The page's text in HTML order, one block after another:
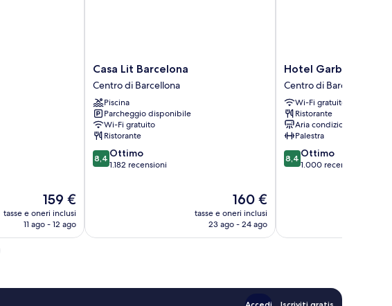
Il
prezzo
attuale
159 €
tasse e oneri inclusi
11 ago - 12 ago
Casa
Lit
Barcelona
Centro
di
Barcellona
Casa Lit Barcelona
Centro di Barcellona
Piscina
Parcheggio disponibile
Wi-Fi gratuito
Ristorante
8.4
su
8,4 Ottimo
1.182 recensioni
Il
prezzo
attuale
160 €
tasse e oneri inclusi
23 ago - 24 ago
Hotel
Garbi
Millenni
Centro
di
Barcellona
Hotel Garbi Millenni
Centro di Barcellona
Wi-Fi gratuito
Ristorante
Aria condizionata
Palestra
8.4
su
8,4 Ottimo
1.000 recensioni